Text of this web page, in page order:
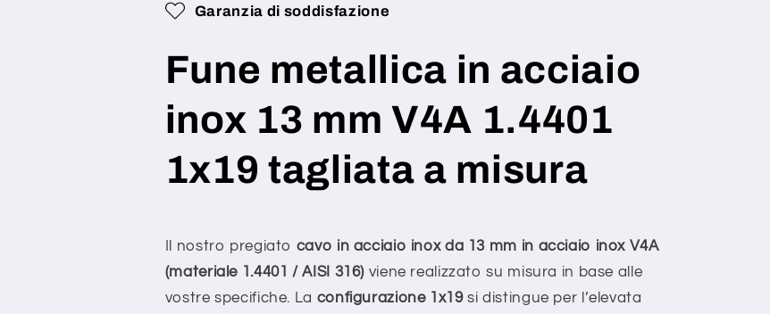
1x19
V4A
1.4401,
su
misura
configurabile
1x19
1.4401,
su
misura
–
configurabile
Garanzia di soddisfazione
Fune metallica in acciaio
inox 13 mm V4A 1.4401
1x19 tagliata a misura
Il nostro pregiato cavo in acciaio inox da 13 mm in acciaio inox V4A
(materiale 1.4401 / AISI 316) viene realizzato su misura in base alle
vostre specifiche. La configurazione 1x19si distingue per l’elevata